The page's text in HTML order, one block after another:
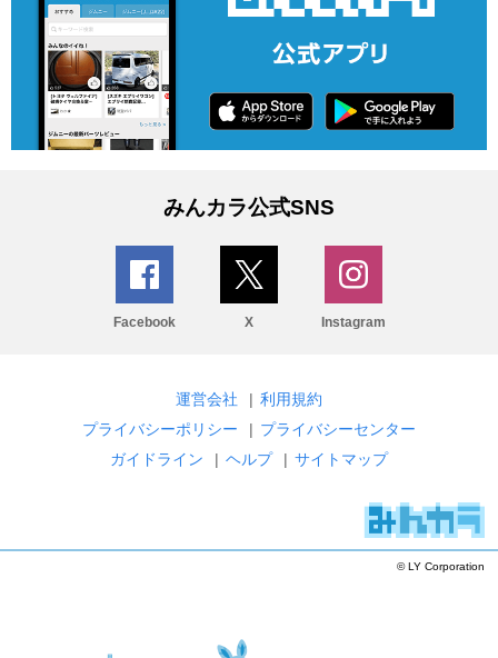
みんカラ公式SNS
Facebook X Instagram
運営会社 | 利用規約
プライバシーポリシー
| プライバシーセンター
ガイドライン
| ヘルプ | サイトマップ
© LY Corporation